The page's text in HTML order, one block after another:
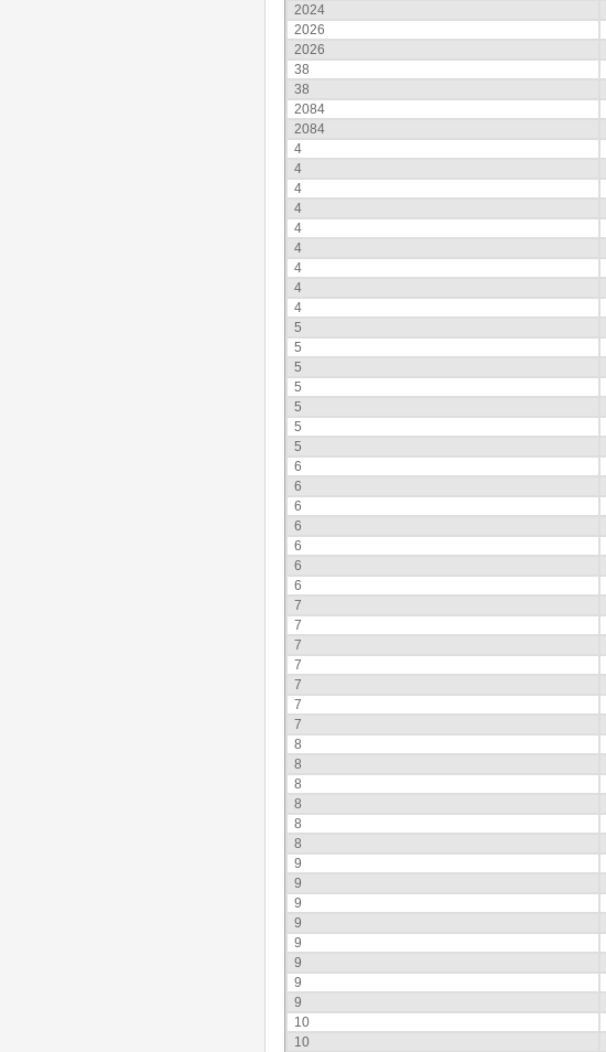
2024
2026
2026
38
38
2084
2084
4
4
4
4
4
4
4
4
4
5
5
5
5
5
5
5
6
6
6
6
6
6
6
7
7
7
7
7
7
7
8
8
8
8
8
8
9
9
9
9
9
9
9
9
10
10